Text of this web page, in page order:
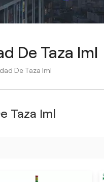
De Taza Iml
De Taza Iml
Taza Iml